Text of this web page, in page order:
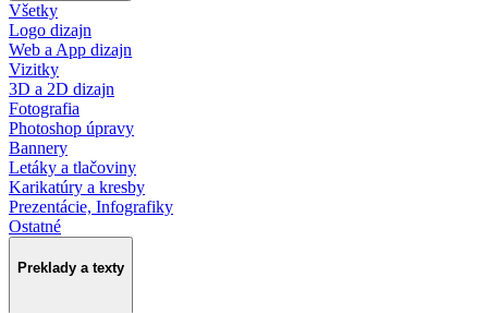
Všetky
Logo dizajn
Web a App dizajn
Vizitky
3D a 2D dizajn
Fotografia
Photoshop úpravy
Bannery
Letáky a tlačoviny
Karikatúry a kresby
Prezentácie, Infografiky
Ostatné
Preklady a texty